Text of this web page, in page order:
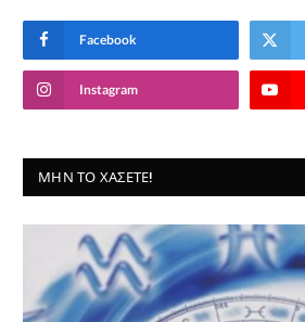
Facebook
Instagram
ΜΗΝ ΤΟ ΧΆΣΕΤΕ!